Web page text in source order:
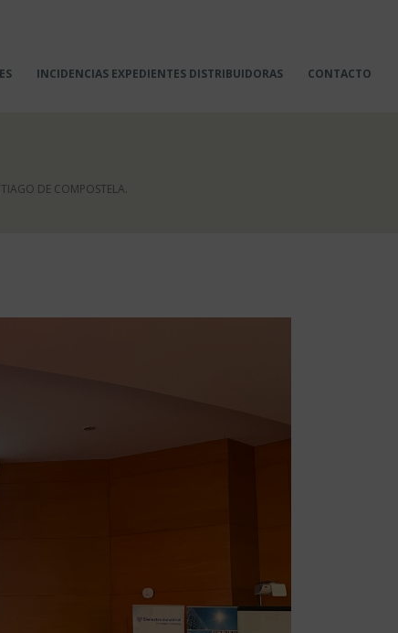
INCIDENCIAS EXPEDIENTES DISTRIBUIDORAS CONTACTO
DE COMPOSTELA.